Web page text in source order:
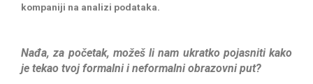
kompaniji na analizi podataka.
Nađa, za početak, možeš li nam ukratko pojasniti kako
je tekao tvoj formalni i neformalni obrazovni put?